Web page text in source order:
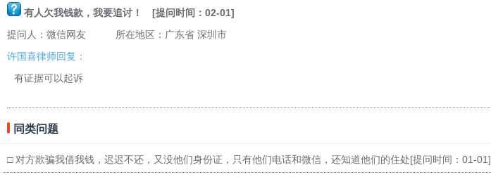
有人欠我钱款，我要追讨！ [提问时间：02-01]
提问人：微信网友 所在地区：广东省 深圳市
许国喜律师回复：
有证据可以起诉
同类问题
□ 对方欺骗我借我钱，迟迟不还，又没他们身份证，只有他们电话和微信，还知道他们的住处[提问时间：01-01]